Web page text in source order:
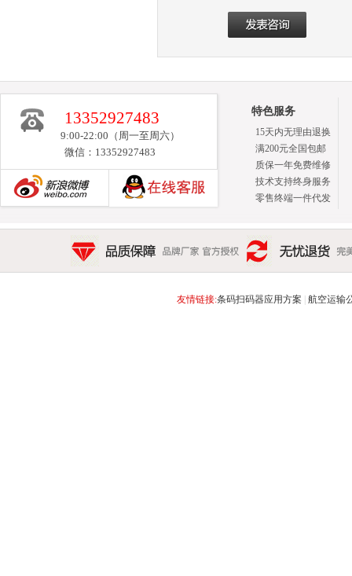
13352927483
9:00-22:00（周一至周六）
微信：13352927483
特色服务
15天内无理由退换
满200元全国包邮
质保一年免费维修
技术支持终身服务
零售终端一件代发
品质保障 品牌厂家 官方授权 无忧退货 完美售后 15天
友情链接:条码扫码器应用方案 航空运输